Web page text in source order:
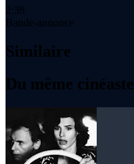
2:38
Bande-annonce
Similaire
Du même cinéaste